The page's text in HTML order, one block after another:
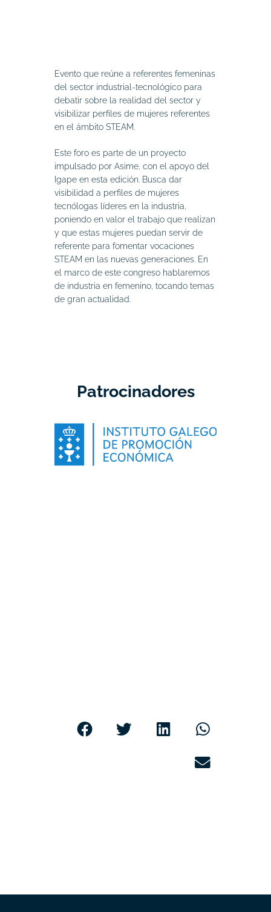
Evento que reúne a referentes femeninas
del sector industrial-tecnológico para
debatir sobre la realidad del sector y
visibilizar perfiles de mujeres referentes
en el ámbito STEAM.
Este foro es parte de un proyecto
impulsado por Asime, con el apoyo del
Igape en esta edición. Busca dar
visibilidad a perfiles de mujeres
tecnólogas líderes en la industria,
poniendo en valor el trabajo que realizan
y que estas mujeres puedan servir de
referente para fomentar vocaciones
STEAM en las nuevas generaciones. En
el marco de este congreso hablaremos
de industria en femenino, tocando temas
de gran actualidad.
Patrocinadores